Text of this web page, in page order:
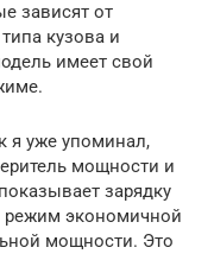
зависят от
кузова и
имеет свой
я уже упоминал,
мощности и
зарядку
режим экономичной
мощности. Это